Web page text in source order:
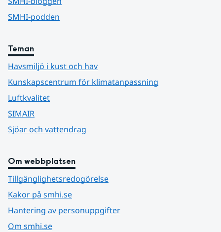
SMHI-podden
Teman
Havsmiljö i kust och hav
Kunskapscentrum för klimatanpassning
Luftkvalitet
SIMAIR
Sjöar och vattendrag
Om webbplatsen
Tillgänglighetsredogörelse
Kakor på smhi.se
Hantering av personuppgifter
Om smhi.se